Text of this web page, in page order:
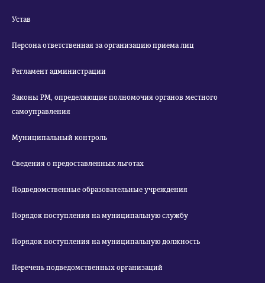
Устав
Персона ответственная за организацию приема лиц
Регламент администрации
Законы РМ, определяющие полномочия органов местного
самоуправления
Муниципальный контроль
Сведения о предоставленных льготах
Подведомственные образовательные учреждения
Порядок поступления на муниципальную службу
Порядок поступления на муниципальную должность
Перечень подведомственных организаций